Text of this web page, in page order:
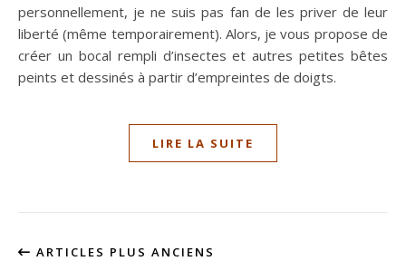
personnellement, je ne suis pas fan de les priver de leur
liberté (même temporairement). Alors, je vous propose de
créer un bocal rempli d’insectes et autres petites bêtes
peints et dessinés à partir d’empreintes de doigts.
LIRE LA SUITE
ARTICLES PLUS ANCIENS